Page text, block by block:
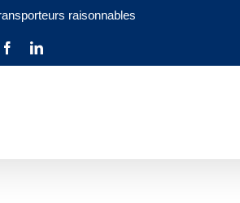
raisonnables
FacebookLinkedIn